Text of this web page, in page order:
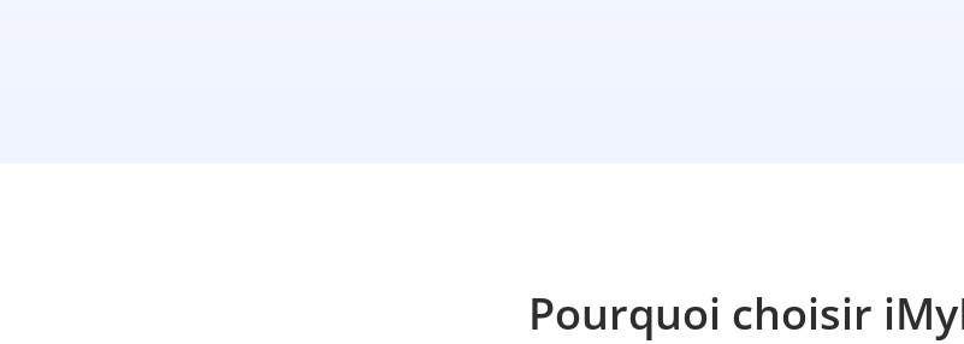
Pourquoi choisir